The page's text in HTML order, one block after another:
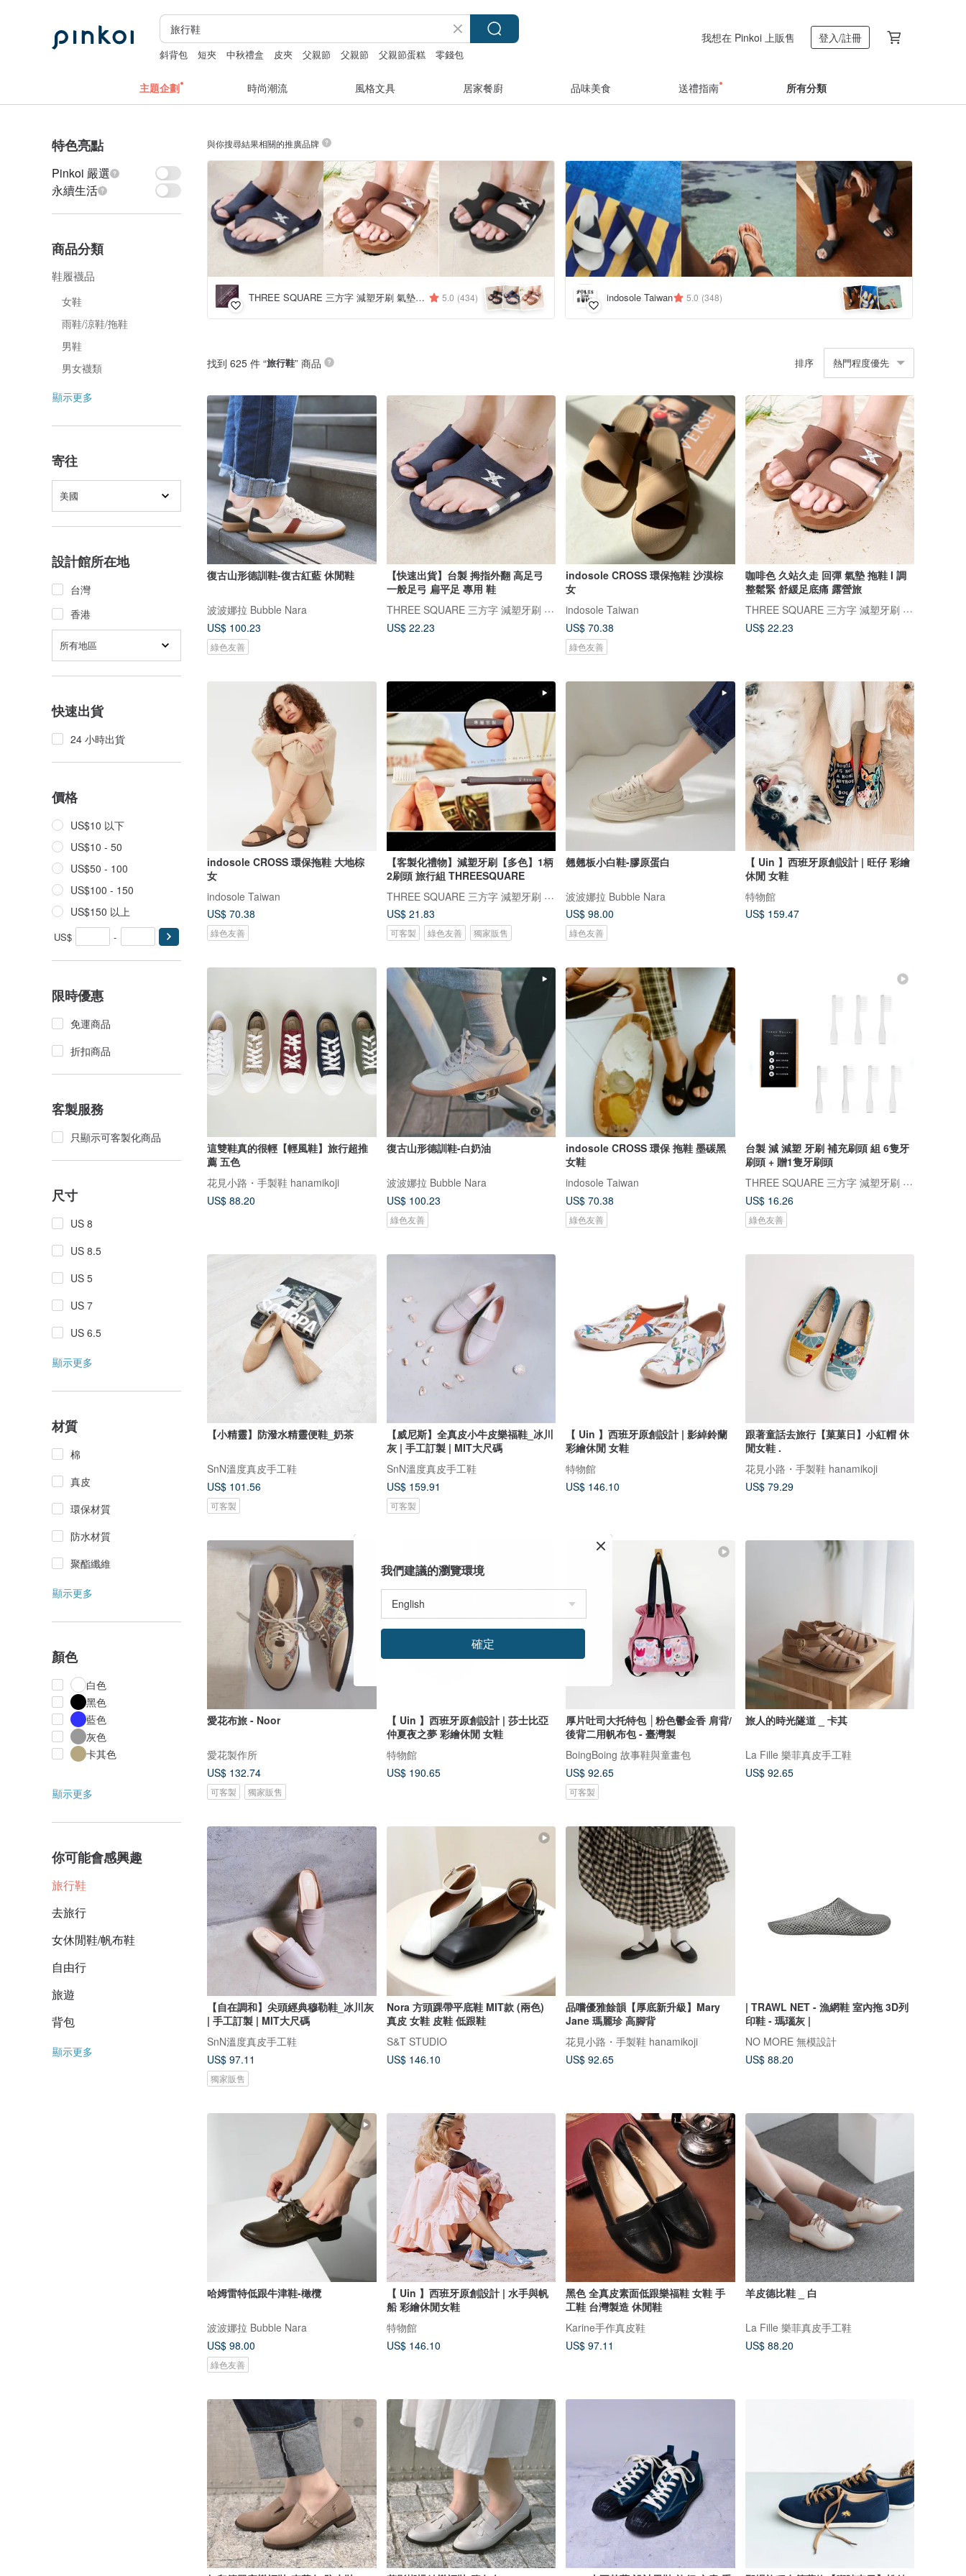
斜背包 短夾 中秋禮盒 皮夾 父親節 父親節 父親節蛋糕 零錢包
我想在 Pinkoi 上販售 登入/註冊
主題企劃 時尚潮流 風格文具 居家餐廚 品味美食 送禮指南 所有分類
特色亮點
Pinkoi 嚴選
永續生活
商品分類
鞋履襪品
女鞋
雨鞋/涼鞋/拖鞋
男鞋
男女襪類
顯示更多
寄往
美國
設計館所在地
台灣
香港
所有地區
快速出貨
24 小時出貨
價格
US$10 以下
US$10 - 50
US$50 - 100
US$100 - 150
US$150 以上
US$ -
限時優惠
免運商品
折扣商品
客製服務
只顯示可客製化商品
尺寸
US 8
US 8.5
US 5
US 7
US 6.5
顯示更多
材質
棉
真皮
環保材質
防水材質
聚酯纖維
顯示更多
顏色
白色
黑色
藍色
灰色
卡其色
顯示更多
你可能會感興趣
旅行鞋
去旅行
女休閒鞋/帆布鞋
自由行
旅遊
背包
顯示更多
與你搜尋結果相關的推廣品牌
THREE SQUARE 三方字 減塑牙刷 氣墊拖鞋 5.0 (434) indosole Taiwan 5.0 (348)
找到 625 件 “旅行鞋” 商品 排序 熱門程度優先
復古山形德訓鞋-復古紅藍 休閒鞋
波波娜拉 Bubble Nara
US$ 100.23
綠色友善
【快速出貨】台製 拇指外翻 高足弓
一般足弓 扁平足 專用 鞋
THREE SQUARE 三方字 減塑牙刷 氣墊拖鞋
US$ 22.23
indosole CROSS 環保拖鞋 沙漠棕
女
indosole Taiwan
US$ 70.38
綠色友善
咖啡色 久站久走 回彈 氣墊 拖鞋 I 調
整鬆緊 舒緩足底痛 露營旅
THREE SQUARE 三方字 減塑牙刷 氣墊拖鞋
US$ 22.23
indosole CROSS 環保拖鞋 大地棕
女
indosole Taiwan
US$ 70.38
綠色友善
【客製化禮物】減塑牙刷【多色】1柄
2刷頭 旅行組 THREESQUARE
THREE SQUARE 三方字 減塑牙刷 氣墊拖鞋
US$ 21.83
可客製 綠色友善 獨家販售
翹翹板小白鞋-膠原蛋白
波波娜拉 Bubble Nara
US$ 98.00
綠色友善
【 Uin 】西班牙原創設計 | 旺仔 彩繪
休閒 女鞋
特物館
US$ 159.47
這雙鞋真的很輕【輕風鞋】旅行超推
薦 五色
花見小路・手製鞋 hanamikoji
US$ 88.20
復古山形德訓鞋-白奶油
波波娜拉 Bubble Nara
US$ 100.23
綠色友善
indosole CROSS 環保 拖鞋 墨碳黑
女鞋
indosole Taiwan
US$ 70.38
綠色友善
台製 減 減塑 牙刷 補充刷頭 組 6隻牙
刷頭 + 贈1隻牙刷頭
THREE SQUARE 三方字 減塑牙刷 氣墊拖鞋
US$ 16.26
綠色友善
【小精靈】防潑水精靈便鞋_奶茶
SnN溫度真皮手工鞋
US$ 101.56
可客製
【威尼斯】全真皮小牛皮樂福鞋_冰川
灰 | 手工訂製 | MIT大尺碼
SnN溫度真皮手工鞋
US$ 159.91
可客製
【 Uin 】西班牙原創設計 | 影綽鈴蘭
彩繪休閒 女鞋
特物館
US$ 146.10
跟著童話去旅行【菓菓日】小紅帽 休
閒女鞋 .
花見小路・手製鞋 hanamikoji
US$ 79.29
愛花布旅 - Noor
愛花製作所
US$ 132.74
可客製 獨家販售
【 Uin 】西班牙原創設計 | 莎士比亞
仲夏夜之夢 彩繪休閒 女鞋
特物館
US$ 190.65
厚片吐司大托特包 │粉色鬱金香 肩背/
後背二用帆布包 - 臺灣製
BoingBoing 故事鞋與童畫包
US$ 92.65
可客製
旅人的時光隧道 _ 卡其
La Fille 樂菲真皮手工鞋
US$ 92.65
【自在調和】尖頭經典穆勒鞋_冰川灰
| 手工訂製 | MIT大尺碼
SnN溫度真皮手工鞋
US$ 97.11
獨家販售
Nora 方頭踝帶平底鞋 MIT款 (兩色)
真皮 女鞋 皮鞋 低跟鞋
S&T STUDIO
US$ 146.10
品嚐優雅餘韻【厚底新升級】Mary
Jane 瑪麗珍 高腳背
花見小路・手製鞋 hanamikoji
US$ 92.65
| TRAWL NET - 漁網鞋 室內拖 3D列
印鞋 - 瑪瑙灰 |
NO MORE 無模設計
US$ 88.20
哈姆雷特低跟牛津鞋-橄欖
波波娜拉 Bubble Nara
US$ 98.00
綠色友善
【 Uin 】西班牙原創設計 | 水手與帆
船 彩繪休閒女鞋
特物館
US$ 146.10
黑色 全真皮素面低跟樂福鞋 女鞋 手
工鞋 台灣製造 休閒鞋
Karine手作真皮鞋
US$ 97.11
羊皮德比鞋 _ 白
La Fille 樂菲真皮手工鞋
US$ 88.20
我們建議的瀏覽環境
確定